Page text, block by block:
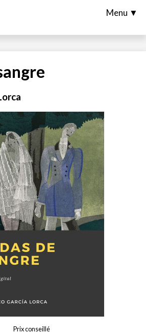
Menu ▼
Prix conseillé